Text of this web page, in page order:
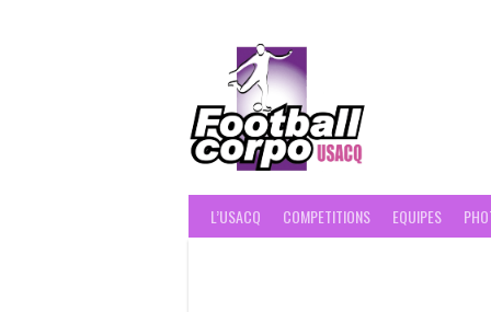
L’USACQ COMPETITIONS EQUIPES